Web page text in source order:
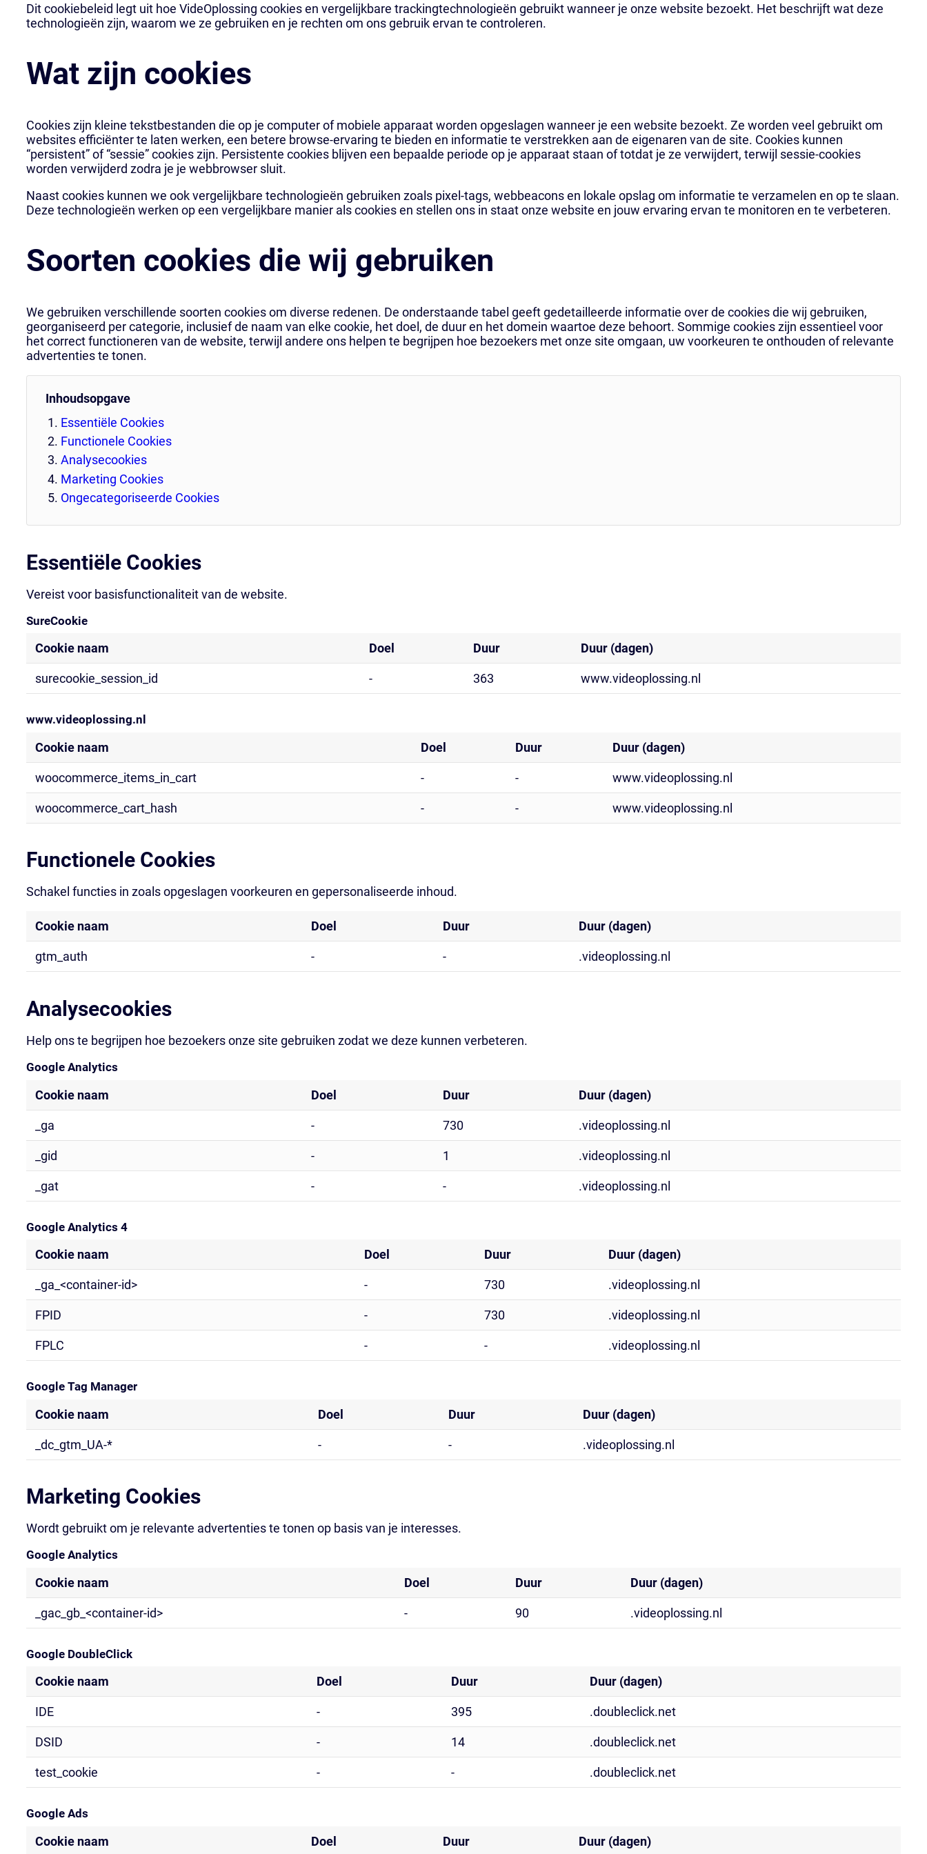
Dit cookiebeleid legt uit hoe VideOplossing cookies en vergelijkbare trackingtechnologieën gebruikt wanneer je onze website bezoekt. Het beschrijft wat deze
technologieën zijn, waarom we ze gebruiken en je rechten om ons gebruik ervan te controleren.
Wat zijn cookies
Cookies zijn kleine tekstbestanden die op je computer of mobiele apparaat worden opgeslagen wanneer je een website bezoekt. Ze worden veel gebruikt om
websites efficiënter te laten werken, een betere browse-ervaring te bieden en informatie te verstrekken aan de eigenaren van de site. Cookies kunnen
“persistent” of “sessie” cookies zijn. Persistente cookies blijven een bepaalde periode op je apparaat staan of totdat je ze verwijdert, terwijl sessie-cookies
worden verwijderd zodra je je webbrowser sluit.
Naast cookies kunnen we ook vergelijkbare technologieën gebruiken zoals pixel-tags, webbeacons en lokale opslag om informatie te verzamelen en op te slaan.
Deze technologieën werken op een vergelijkbare manier als cookies en stellen ons in staat onze website en jouw ervaring ervan te monitoren en te verbeteren.
Soorten cookies die wij gebruiken
We gebruiken verschillende soorten cookies om diverse redenen. De onderstaande tabel geeft gedetailleerde informatie over de cookies die wij gebruiken,
georganiseerd per categorie, inclusief de naam van elke cookie, het doel, de duur en het domein waartoe deze behoort. Sommige cookies zijn essentieel voor
het correct functioneren van de website, terwijl andere ons helpen te begrijpen hoe bezoekers met onze site omgaan, uw voorkeuren te onthouden of relevante
advertenties te tonen.
Inhoudsopgave
Essentiële Cookies
Functionele Cookies
Analysecookies
Marketing Cookies
Ongecategoriseerde Cookies
Essentiële Cookies
Vereist voor basisfunctionaliteit van de website.
SureCookie
Cookie naam Doel Duur Duur (dagen)
surecookie_session_id - 363 www.videoplossing.nl
www.videoplossing.nl
Cookie naam Doel Duur Duur (dagen)
woocommerce_items_in_cart - - www.videoplossing.nl
woocommerce_cart_hash - - www.videoplossing.nl
Functionele Cookies
Schakel functies in zoals opgeslagen voorkeuren en gepersonaliseerde inhoud.
Cookie naam Doel Duur Duur (dagen)
gtm_auth - - .videoplossing.nl
Analysecookies
Help ons te begrijpen hoe bezoekers onze site gebruiken zodat we deze kunnen verbeteren.
Google Analytics
Cookie naam Doel Duur Duur (dagen)
_ga - 730 .videoplossing.nl
_gid - 1 .videoplossing.nl
_gat - - .videoplossing.nl
Google Analytics 4
Cookie naam Doel Duur Duur (dagen)
_ga_<container-id> - 730 .videoplossing.nl
FPID - 730 .videoplossing.nl
FPLC - - .videoplossing.nl
Google Tag Manager
Cookie naam Doel Duur Duur (dagen)
_dc_gtm_UA-* - - .videoplossing.nl
Marketing Cookies
Wordt gebruikt om je relevante advertenties te tonen op basis van je interesses.
Google Analytics
Cookie naam Doel Duur Duur (dagen)
_gac_gb_<container-id> - 90 .videoplossing.nl
Google DoubleClick
Cookie naam Doel Duur Duur (dagen)
IDE - 395 .doubleclick.net
DSID - 14 .doubleclick.net
test_cookie - - .doubleclick.net
Google Ads
Cookie naam Doel Duur Duur (dagen)